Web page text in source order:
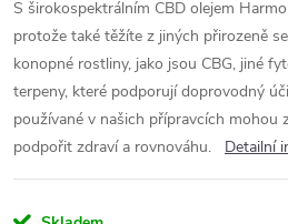
S širokospektrálním CBD olejem
protože také těžíte z jiných přirozeně
konopné rostliny, jako jsou CBG, jiné
terpeny, které podporují doprovodný
používané v našich přípravcích mohou
podpořit zdraví a rovnováhu.
Detailní